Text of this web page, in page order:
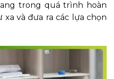
trong quá trình hoàn
và đưa ra các lựa chọn